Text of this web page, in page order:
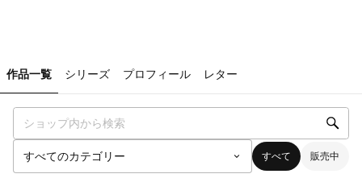
作品一覧 シリーズ プロフィール レター
すべて 販売中